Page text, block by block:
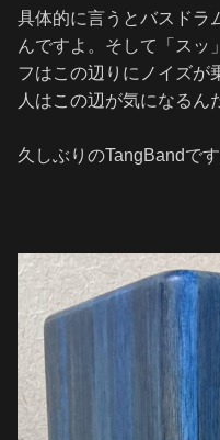
具体的に言うとバスドラ
んですよ。そして「スッ
フはこの辺りにノイズが
人はこの辺が気になるん
久しぶりのTangBandで